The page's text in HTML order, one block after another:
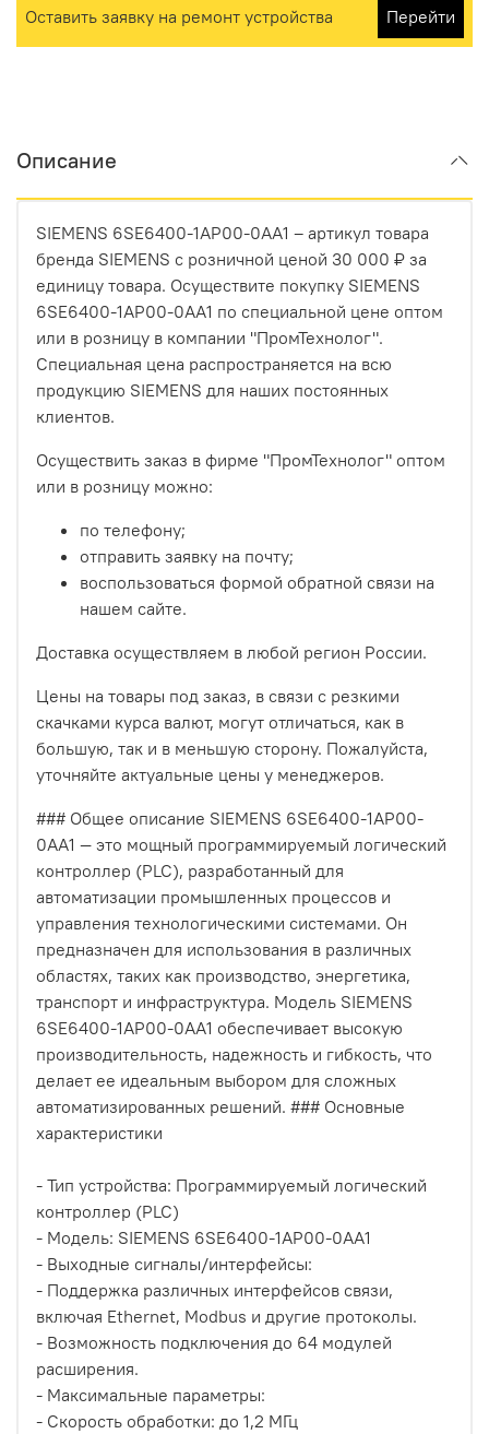
Оставить заявку на ремонт устройства Перейти
Описание
SIEMENS 6SE6400-1AP00-0AA1 – артикул товара
бренда SIEMENS с розничной ценой 30 000 ₽ за
единицу товара. Осуществите покупку SIEMENS
6SE6400-1AP00-0AA1 по специальной цене оптом
или в розницу в компании "ПромТехнолог".
Специальная цена распространяется на всю
продукцию SIEMENS для наших постоянных
клиентов.
Осуществить заказ в фирме "ПромТехнолог" оптом
или в розницу можно:
по телефону;
отправить заявку на почту;
воспользоваться формой обратной связи на
нашем сайте.
Доставка осуществляем в любой регион России.
Цены на товары под заказ, в связи с резкими
скачками курса валют, могут отличаться, как в
большую, так и в меньшую сторону. Пожалуйста,
уточняйте актуальные цены у менеджеров.
### Общее описание SIEMENS 6SE6400-1AP00-
0AA1 — это мощный программируемый логический
контроллер (PLC), разработанный для
автоматизации промышленных процессов и
управления технологическими системами. Он
предназначен для использования в различных
областях, таких как производство, энергетика,
транспорт и инфраструктура. Модель SIEMENS
6SE6400-1AP00-0AA1 обеспечивает высокую
производительность, надежность и гибкость, что
делает ее идеальным выбором для сложных
автоматизированных решений. ### Основные
характеристики
- Тип устройства: Программируемый логический
контроллер (PLC)
- Модель: SIEMENS 6SE6400-1AP00-0AA1
- Выходные сигналы/интерфейсы:
- Поддержка различных интерфейсов связи,
включая Ethernet, Modbus и другие протоколы.
- Возможность подключения до 64 модулей
расширения.
- Максимальные параметры:
- Скорость обработки: до 1,2 МГц